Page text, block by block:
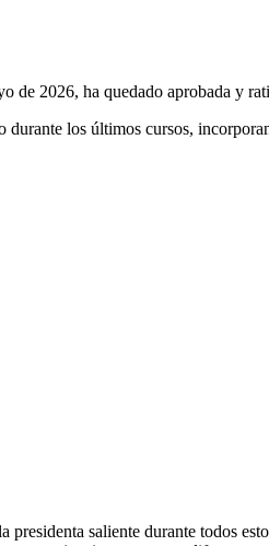
de 2026, ha quedado aprobada y
los últimos cursos,
saliente durante todos